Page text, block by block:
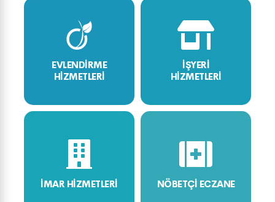
EVLENDİRME
HİZMETLERİ
İŞYERİ
HİZMETLERİ
İMAR HİZMETLERİ NÖBETÇİ ECZANE